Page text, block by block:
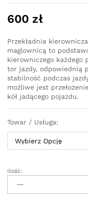
600 zł
Przekładnia
maglownicą to
kierowniczego każdego
tor jazdy, odpowiednią
stabilność podczas
możliwe jest
kół jadącego pojazdu.
Towar / Usługa:
Przekładnia
kierownicza
-
Ilość: